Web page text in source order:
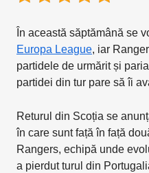
În această săptămână se
Europa League, iar
partidele de urmărit și
partidei din tur pare să îi
Returul din Scoția se
în care sunt față în față
Rangers, echipă unde
a pierdut turul din